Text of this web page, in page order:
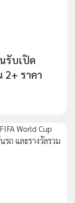
รับเปิด
ราคา